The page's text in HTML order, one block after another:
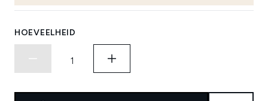
HOEVEELHEID